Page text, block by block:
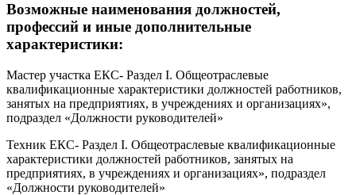
Возможные наименования должностей,
профессий и иные дополнительные
характеристики:
Мастер участка ЕКС- Раздел I. Общеотраслевые
квалификационные характеристики должностей работников,
занятых на предприятиях, в учреждениях и организациях»,
подраздел «Должности руководителей»
Техник ЕКС- Раздел I. Общеотраслевые квалификационные
характеристики должностей работников, занятых на
предприятиях, в учреждениях и организациях», подраздел
«Должности руководителей»